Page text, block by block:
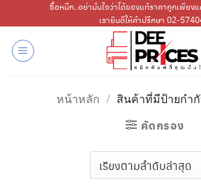
ไป
เนื้อหา
ซื้อหมึก..อย่ามั่นใจว่าได้ของแท้ราคาถูกเพียง
เรายินดีให้คำปรึกษา 02-
หน้าหลัก / สินค้าที่มีป้ายกำกั
คัดกรอง